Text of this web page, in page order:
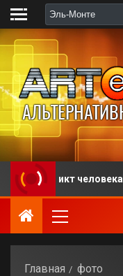
человека и
Главная фото